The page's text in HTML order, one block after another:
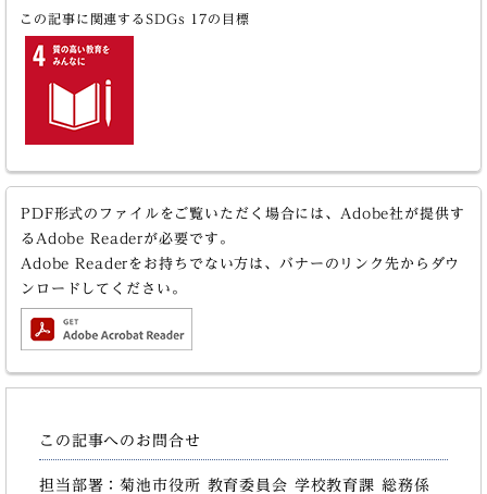
この記事に関連するSDGs 17の目標
PDF形式のファイルをご覧いただく場合には、Adobe社が提供す
るAdobe Readerが必要です。
Adobe Readerをお持ちでない方は、バナーのリンク先からダウ
ンロードしてください。
この記事へのお問合せ
担当部署：菊池市役所 教育委員会 学校教育課 総務係